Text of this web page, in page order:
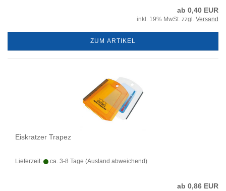
ab 0,40 EUR
inkl. 19% MwSt. zzgl. Versand
ZUM ARTIKEL
Eiskratzer Trapez
Lieferzeit: ca. 3-8 Tage (Ausland abweichend)
ab 0,86 EUR